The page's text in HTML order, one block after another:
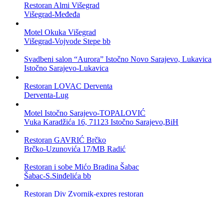
Restoran Almi Višegrad
Višegrad-Međeđa
Motel Okuka Višegrad
Višegrad-Vojvode Stepe bb
Svadbeni salon “Aurora” Istočno Novo Sarajevo, Lukavica
Istočno Sarajevo-Lukavica
Restoran LOVAC Derventa
Derventa-Lug
Motel Istočno Sarajevo-TOPALOVIĆ
Vuka Karadžića 16, 71123 Istočno Sarajevo,BiH
Restoran GAVRIĆ Brčko
Brčko-Uzunovića 17/MB Radić
Restoran i sobe Mićo Bradina Šabac
Šabac-S.Sinđelića bb
Restoran Div Zvornik-expres restoran